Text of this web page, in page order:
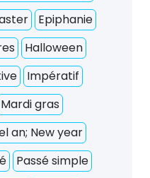
Epiphanie
Halloween
Impératif
Mardi gras
an; New year
Passé simple